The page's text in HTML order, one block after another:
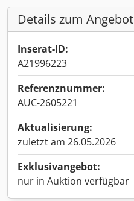
Details zum Angebot
Inserat-ID:
A21996223
Referenznummer:
AUC-2605221
Aktualisierung:
zuletzt am 26.05.2026
Exklusivangebot:
nur in Auktion verfügbar